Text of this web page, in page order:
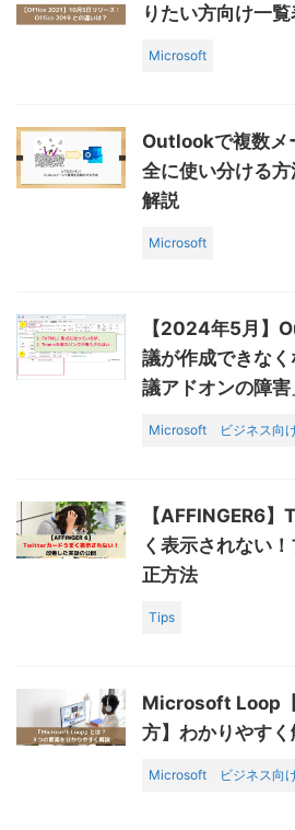
りたい方向け一
Microsoft
Outlookで複数メ
全に使い分ける
解説
Microsoft
【2024年5月】
議が作成できな
議アドオンの障
Microsoft ビジネス向
【AFFINGER6
く表示されない
正方法
Tips
Microsoft Loop
方】わかりやすく
Microsoft ビジネス向